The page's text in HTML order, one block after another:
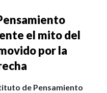
el mito del
por la
de Pensamiento